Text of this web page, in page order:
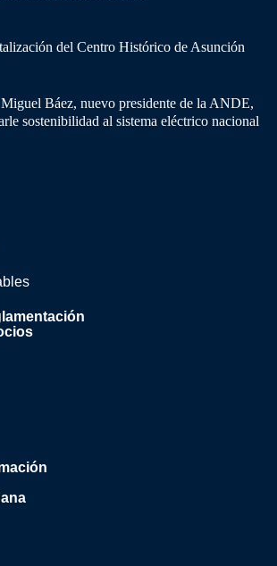
del Centro Histórico de Asunción
Báez, nuevo presidente de la ANDE,
sostenibilidad al sistema eléctrico nacional